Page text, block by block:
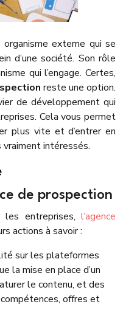
externe qui se
d’une société. Son rôle
qui l’engage. Certes,
reste une option.
de développement qui
Cela vous permet
plus vite et d’entrer en
intéressés.
de prospection
entreprises, l’agence
actions à savoir :
sur les plateformes
la mise en place d’un
le contenu, et des
offres et